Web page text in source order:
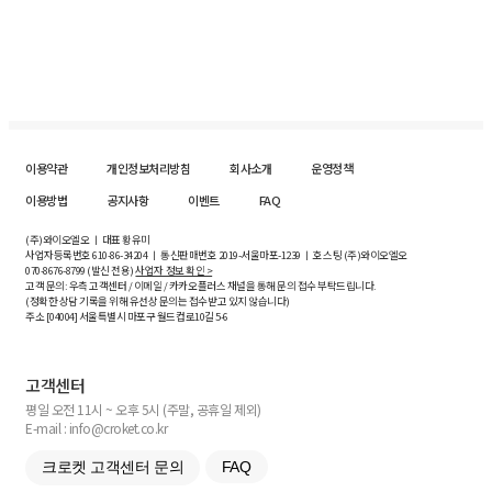
이용약관 개인정보처리방침 회사소개
운영정책
이용방법
공지사항 이벤트 FAQ
(주)와이오엘오 ㅣ 대표 황유미
사업자등록번호610-86-34204ㅣ 통신판매번호 2019-서울마포-1239 ㅣ 호스팅 (주)와이오엘오
070-8676-8799 (발신 전용)사업자 정보 확인 >
고객 문의: 우측 고객센터 / 이메일 / 카카오플러스 채널을 통해 문의 접수 부탁드립니다.
(정확한 상담 기록을 위해 유선상 문의는 접수받고 있지 않습니다)
주소 [04004] 서울특별시 마포구 월드컵로10길5-6
고객센터
평일 오전 11시 ~ 오후 5시 (주말, 공휴일 제외)
E-mail : info@croket.co.kr
크로켓 고객센터 문의 FAQ